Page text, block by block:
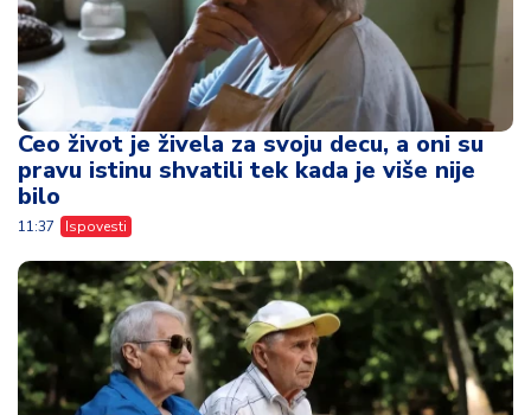
Ceo život je živela za svoju decu, a oni su
pravu istinu shvatili tek kada je više nije
bilo
11:37 Ispovesti